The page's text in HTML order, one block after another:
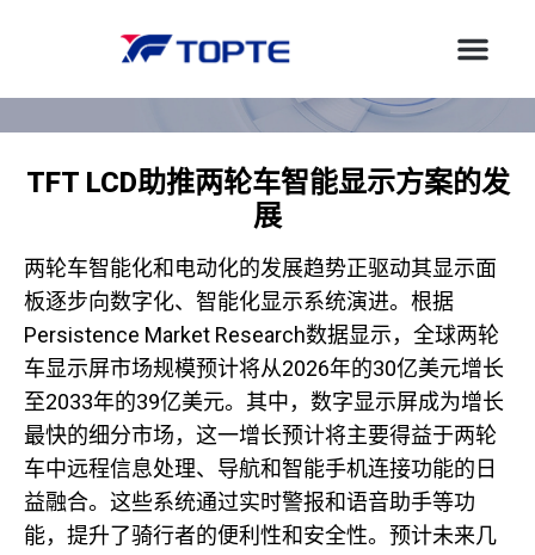
TFT LCD助推两轮车智能显示方案的发
展
两轮车智能化和电动化的发展趋势正驱动其显示面
板逐步向数字化、智能化显示系统演进。根据
Persistence Market Research数据显示，全球两轮
车显示屏市场规模预计将从2026年的30亿美元增长
至2033年的39亿美元。其中，数字显示屏成为增长
最快的细分市场，这一增长预计将主要得益于两轮
车中远程信息处理、导航和智能手机连接功能的日
益融合。这些系统通过实时警报和语音助手等功
能，提升了骑行者的便利性和安全性。预计未来几